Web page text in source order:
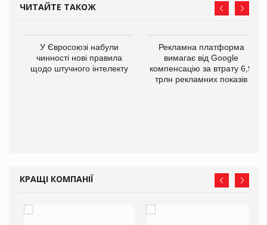
ЧИТАЙТЕ ТАКОЖ
У Євросоюзі набули
чинності нові правила
щодо штучного інтелекту
Рекламна платформа
вимагає від Google
компенсацію за втрату 6,9
трлн рекламних показів
КРАЩІ КОМПАНІЇ